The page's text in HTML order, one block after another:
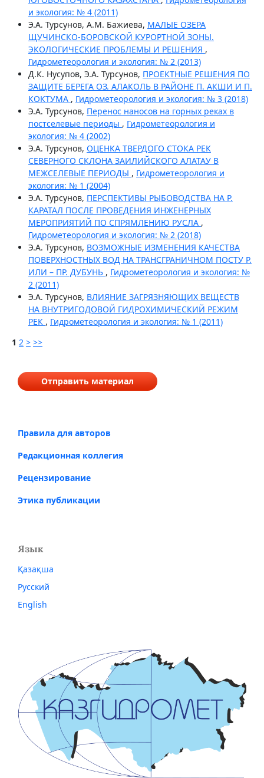
и экология: № 4 (2011)
Э.А. Турсунов, А.М. Бажиева, МАЛЫЕ ОЗЕРА
ЩУЧИНСКО-БОРОВСКОЙ КУРОРТНОЙ ЗОНЫ.
ЭКОЛОГИЧЕСКИЕ ПРОБЛЕМЫ И РЕШЕНИЯ ,
Гидрометеорология и экология: № 2 (2013)
Д.К. Нусупов, Э.А. Турсунов, ПРОЕКТНЫЕ РЕШЕНИЯ ПО
ЗАЩИТЕ БЕРЕГА ОЗ. АЛАКОЛЬ В РАЙОНЕ П. АКШИ И П.
КОКТУМА , Гидрометеорология и экология: № 3 (2018)
Э.А. Турсунов, Перенос наносов на горных реках в
постселевые периоды , Гидрометеорология и
экология: № 4 (2002)
Э.А. Турсунов, ОЦЕНКА ТВЕРДОГО СТОКА РЕК
СЕВЕРНОГО СКЛОНА ЗАИЛИЙСКОГО АЛАТАУ В
МЕЖСЕЛЕВЫЕ ПЕРИОДЫ , Гидрометеорология и
экология: № 1 (2004)
Э.А. Турсунов, ПЕРСПЕКТИВЫ РЫБОВОДСТВА НА Р.
КАРАТАЛ ПОСЛЕ ПРОВЕДЕНИЯ ИНЖЕНЕРНЫХ
МЕРОПРИЯТИЙ ПО СПРЯМЛЕНИЮ РУСЛА ,
Гидрометеорология и экология: № 2 (2018)
Э.А. Турсунов, ВОЗМОЖНЫЕ ИЗМЕНЕНИЯ КАЧЕСТВА
ПОВЕРХНОСТНЫХ ВОД НА ТРАНСГРАНИЧНОМ ПОСТУ Р.
ИЛИ – ПР. ДУБУНЬ , Гидрометеорология и экология: №
2 (2011)
Э.А. Турсунов, ВЛИЯНИЕ ЗАГРЯЗНЯЮЩИХ ВЕЩЕСТВ
НА ВНУТРИГОДОВОЙ ГИДРОХИМИЧЕСКИЙ РЕЖИМ
РЕК , Гидрометеорология и экология: № 1 (2011)
1 2 > >>
Отправить материал
Правила для авторов
Редакционная коллегия
Рецензирование
Этика публикации
Язык
Қазақша
Русский
English